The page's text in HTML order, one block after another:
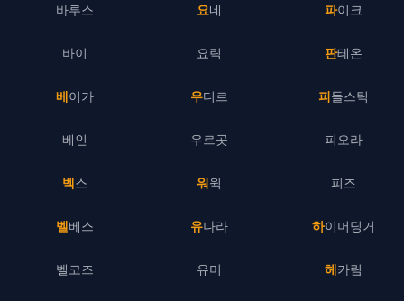
바루스
바이
베이가
베인
벡스
벨베스
벨코즈
요네
요릭
우디르
우르곳
워윅
유나라
유미
파이크
판테온
피들스틱
피오라
피즈
하이머딩거
헤카림